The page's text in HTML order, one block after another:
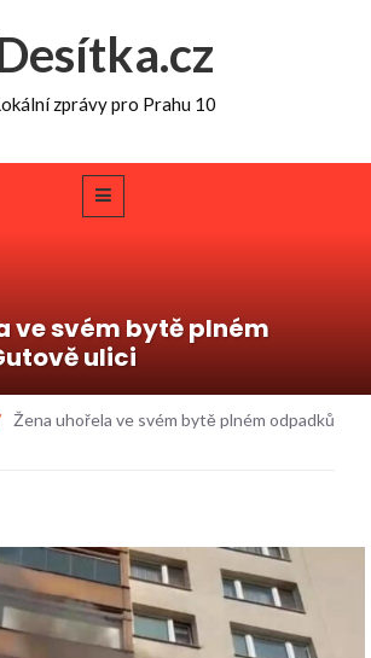
zprávy pro Prahu 10
ve svém bytě plném
ulici
Žena uhořela ve svém bytě plném odpadků